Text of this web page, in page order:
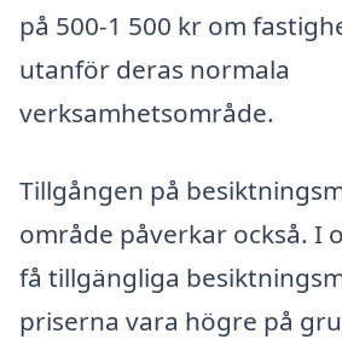
på 500-1 500 kr om
utanför deras normala
verksamhetsområde.
Tillgången på
område påverkar också. I
få tillgängliga
priserna vara högre på